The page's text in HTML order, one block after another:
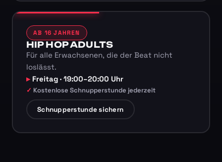
AB 16 JAHREN
HIP HOP ADULTS
Für alle Erwachsenen, die der Beat nicht
loslässt.
Freitag · 19:00–20:00 Uhr
Kostenlose Schnupperstunde jederzeit
Schnupperstunde sichern